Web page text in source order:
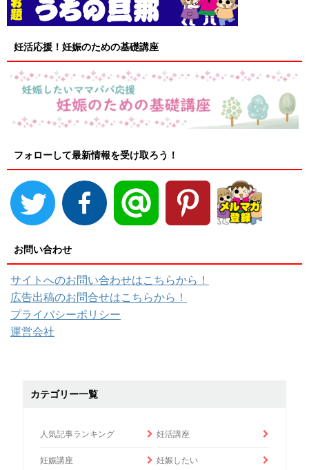
妊活応援！妊娠のための基礎講座
フォローして最新情報を受け取ろう！
お問い合わせ
サイトへのお問い合わせはこちらから！
広告出稿のお問合せはこちらから！
プライバシーポリシー
運営会社
カテゴリー一覧
人気記事ランキング 妊活講座
妊娠講座 妊娠したい